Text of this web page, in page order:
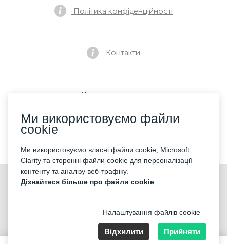
©2026 «Mticket Sp. z o.o.» Всі права захищені
Політика конфіденційності
Контакти
Як купити квиток
Ми використовуємо файли
cookie
Ми використовуємо власні файли cookie, Microsoft
Clarity та сторонні файли cookie для персоналізації
контенту та аналізу веб-трафіку.
Дізнайтеся більше про файли cookie
Налаштування файлів cookie
Відхилити Прийняти